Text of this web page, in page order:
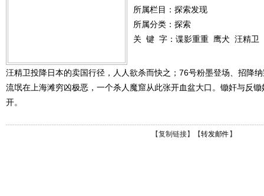
所属栏目： 探索发现
所属分类：探索
关 键 字： 谍影重重 鹰犬 汪精卫
汪精卫投降日本的卖国行径，人人欲杀而快之；76号粉墨登场、招降
流氓在上海滩穷凶极恶，一个杀人魔窟从此张开血盆大口。锄奸与反
开。
【复制链接】【转发邮件 】